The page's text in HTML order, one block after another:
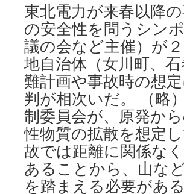
東北電力が来春以降
の安全性を問うシン
議の会など主催）が
地自治体（女川町、
難計画や事故時の想
判が相次いだ。 （略
制委員会が、原発か
性物質の拡散を想定
故では距離に関係な
あることから、山な
を踏まえる必要があ